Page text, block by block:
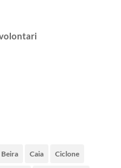
Beira Caia Ciclone